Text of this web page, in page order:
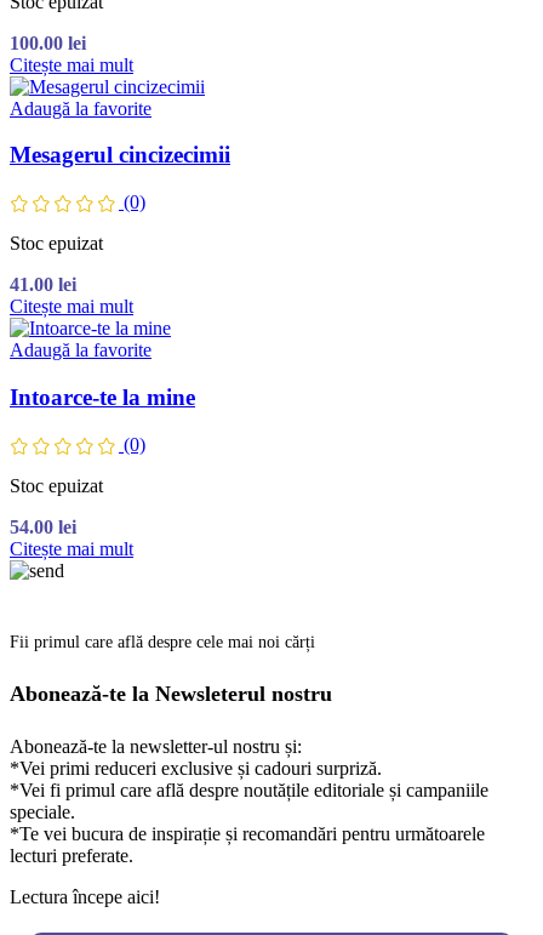
100.00 lei
Citește mai mult
Adaugă la favorite
Mesagerul cincizecimii
(0)
Stoc epuizat
41.00 lei
Citește mai mult
Adaugă la favorite
Intoarce-te la mine
(0)
Stoc epuizat
54.00 lei
Citește mai mult
Fii primul care află despre cele mai noi cărți
Abonează-te la Newsleterul nostru
Abonează-te la newsletter-ul nostru și:
*Vei primi reduceri exclusive și cadouri surpriză.
*Vei fi primul care află despre noutățile editoriale și campaniile
speciale.
*Te vei bucura de inspirație și recomandări pentru următoarele
lecturi preferate.
Lectura începe aici!